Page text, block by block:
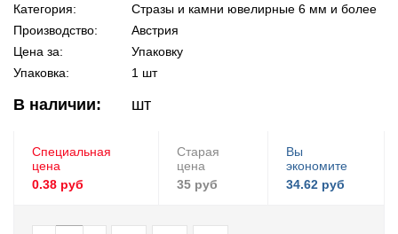
Категория:
Стразы и камни ювелирные 6 мм и более
Производство:
Австрия
Цена за:
Упаковку
Упаковка:
1 шт
В наличии: шт
Специальная
цена
0.38 руб
Старая
цена
35 руб
Вы
экономите
34.62 руб